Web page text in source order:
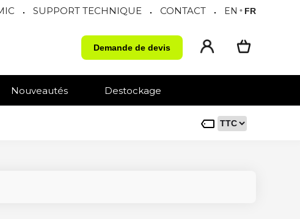
. SUPPORT TECHNIQUE . CONTACT . EN • FR
Demande de devis
Nouveautés Destockage